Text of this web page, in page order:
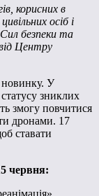
корисних в
осіб і
безпеки та
Центру
новинку. У
зниклих
змогу повчитися
дронами. 17
ставати
червня: